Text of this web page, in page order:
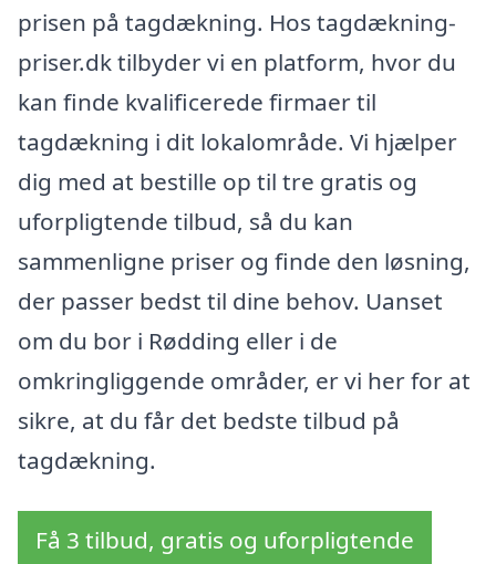
prisen på tagdækning. Hos tagdækning-
priser.dk tilbyder vi en platform, hvor du
kan finde kvalificerede firmaer til
tagdækning i dit lokalområde. Vi hjælper
dig med at bestille op til tre gratis og
uforpligtende tilbud, så du kan
sammenligne priser og finde den løsning,
der passer bedst til dine behov. Uanset
om du bor i Rødding eller i de
omkringliggende områder, er vi her for at
sikre, at du får det bedste tilbud på
tagdækning.
Få 3 tilbud, gratis og uforpligtende